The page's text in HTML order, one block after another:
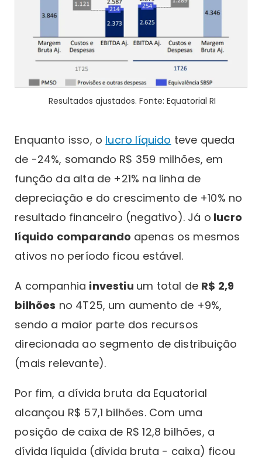
Resultados ajustados. Fonte: Equatorial RI
Enquanto isso, o lucro líquido teve queda
de -24%, somando R$ 359 milhões, em
função da alta de +21% na linha de
depreciação e do crescimento de +10% no
resultado financeiro (negativo). Já o lucro
líquido comparando apenas os mesmos
ativos no período ficou estável.
A companhia investiu um total de R$ 2,9
bilhões no 4T25, um aumento de +9%,
sendo a maior parte dos recursos
direcionada ao segmento de distribuição
(mais relevante).
Por fim, a dívida bruta da Equatorial
alcançou R$ 57,1 bilhões. Com uma
posição de caixa de R$ 12,8 bilhões, a
dívida líquida (dívida bruta - caixa) ficou